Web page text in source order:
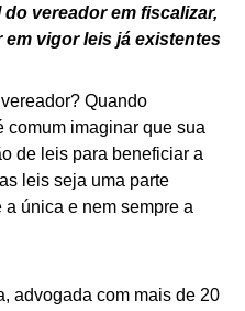
vereador em fiscalizar,
vigor leis já existentes
Quando
comum imaginar que sua
de leis para beneficiar a
leis seja uma parte
única e nem sempre a
advogada com mais de 20